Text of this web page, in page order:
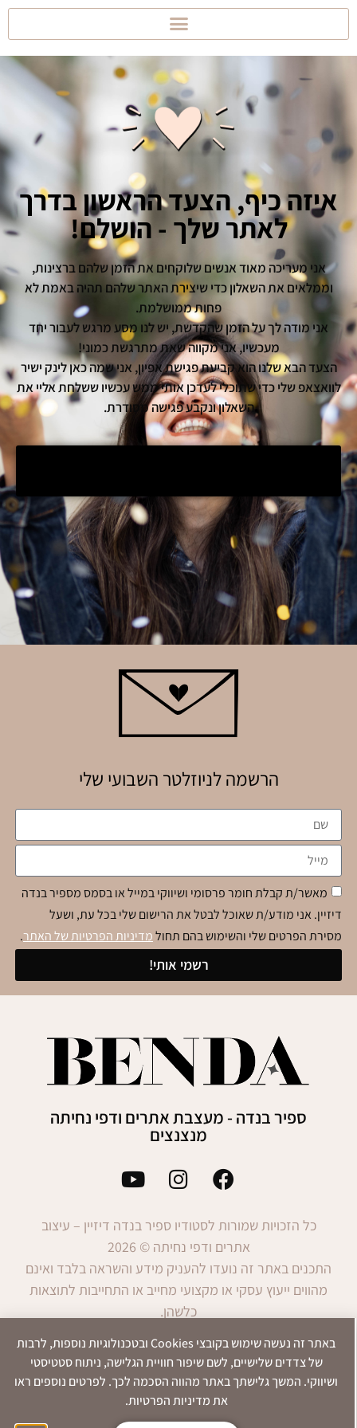
איזה כיף, הצעד הראשון בדרך
לאתר שלך - הושלם!
אני מעריכה מאוד אנשים שלוקחים את הזמן שלהם ברצינות,
וממלאים את השאלון כדי שיצירת האתר שלהם תהיה באמת לא
פחות ממושלמת.
אני מודה לך על הזמן שהקדשת, יש לנו מסע מרגש לעבור יחד
מעכשיו, אני מקווה שאת מתרגשת כמוני!
הצעד הבא שלנו הוא קביעת פגישת אפיון, אני שמה כאן לינק ישיר
לוואצאפ שלי כדי שתוכלי לעדכן אותי ממש עכשיו ששלחת אליי את
השאלון ונקבע פגישה מסודרת.
הרשמה לניוזלטר השבועי שלי
מאשר/ת קבלת חומר פרסומי ושיווקי במייל או בסמס מספיר בנדה
דיזיין. אני מודע/ת שאוכל לבטל את הרישום שלי בכל עת, ושעל
מסירת הפרטים שלי והשימוש בהם תחולמדיניות הפרטיות של האתר.
רשמי אותי!
ספיר בנדה - מעצבת אתרים ודפי נחיתה
מנצנצים
כל הזכויות שמורות לסטודיו ספיר בנדה דיזיין – עיצוב
אתרים ודפי נחיתה © 2026
התכנים באתר זה נועדו להעניק מידע והשראה בלבד ואינם
מהווים ייעוץ עסקי או מקצועי מחייב או התחייבות לתוצאות
כלשהן.
תנאי
שימוש
באתר זה נעשה שימוש בקובצי Cookies ובטכנולוגיות נוספות, לרבות
של צדדים שלישיים, לשם שיפור חוויית הגלישה, ניתוח סטטיסטי
ושיווקי. המשך גלישתך באתר מהווה הסכמה לכך. לפרטים נוספים ראו
את מדיניות הפרטיות.